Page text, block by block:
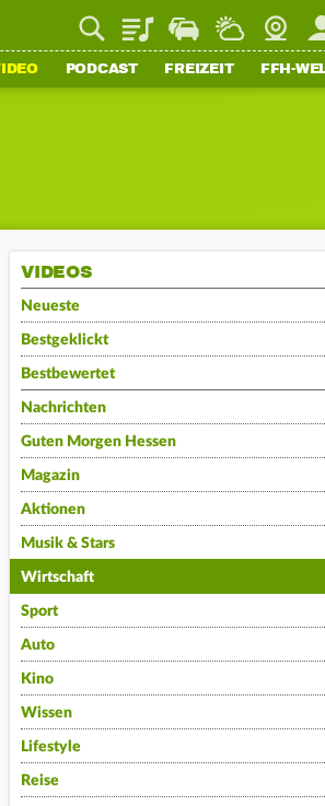
PlaylistStaupilotWetter
PODCAST FREIZEIT FFH-
VIDEOS
Neueste
Bestgeklickt
Bestbewertet
Nachrichten
Guten Morgen Hessen
Magazin
Aktionen
Musik & Stars
Wirtschaft
Sport
Auto
Kino
Wissen
Lifestyle
Reise